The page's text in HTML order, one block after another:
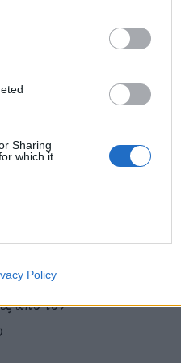
Sharing
which it
Policy
θα
από τον